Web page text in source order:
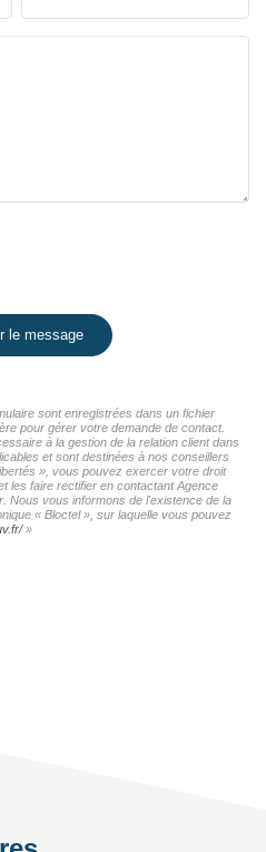
le message
sont enregistrées dans un fichier
pour gérer votre demande de contact.
à la gestion de la relation client dans
et sont destinées à nos conseillers
», vous pouvez exercer votre droit
les faire rectifier en contactant Agence
Nous vous informons de l'existence de la
« Bloctel », sur laquelle vous pouvez
»